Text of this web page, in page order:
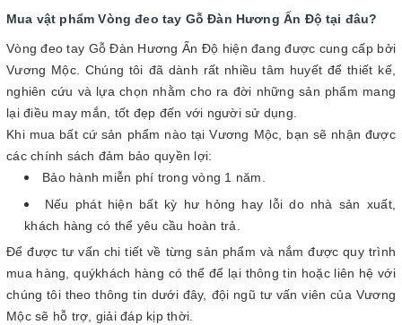
Mua vật phẩm Vòng đeo tay Gỗ Đàn Hương Ấn Độ tại đâu?
Vòng đeo tay Gỗ Đàn Hương Ấn Độ hiện đang được cung cấp bởi
Vương Mộc. Chúng tôi đã dành rất nhiều tâm huyết để thiết kế,
nghiên cứu và lựa chọn nhằm cho ra đời những sản phẩm mang
lại điều may mắn, tốt đẹp đến với người sử dụng.
Khi mua bất cứ sản phẩm nào tại Vương Mộc, bạn sẽ nhận được
các chính sách đảm bảo quyền lợi:
Bảo hành miễn phí trong vòng 1 năm.
Nếu phát hiện bất kỳ hư hỏng hay lỗi do nhà sản xuất,
khách hàng có thể yêu cầu hoàn trả.
Để được tư vấn chi tiết về từng sản phẩm và nắm được quy trình
mua hàng, quýkhách hàng có thể để lại thông tin hoặc liên hệ với
chúng tôi theo thông tin dưới đây, đội ngũ tư vấn viên của Vương
Mộc sẽ hỗ trợ, giải đáp kịp thời.